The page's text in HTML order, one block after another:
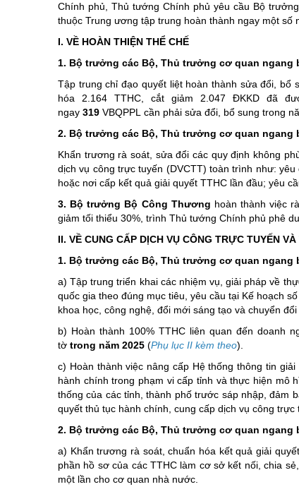
Chính phủ, Thủ tướng Chính phủ yêu cầu Bộ
thuộc Trung ương tập trung hoàn thành ngay một số
I. VỀ HOÀN THIỆN THỂ CHẾ
1. Bộ trưởng các Bộ, Thủ trưởng cơ quan ngang
Tập trung chỉ đạo quyết liệt hoàn thành sửa đổi, bổ
hóa 2.164 TTHC, cắt giảm 2.047 ĐKKD đã
ngay 319 VBQPPL cần phải sửa đổi, bổ sung trong
2. Bộ trưởng các Bộ, Thủ trưởng cơ quan ngang
Khẩn trương rà soát, sửa đổi các quy định không
dịch vụ công trực tuyến (DVCTT) toàn trình như:
hoặc nơi cấp kết quả giải quyết TTHC lần đầu; yêu
3. Bộ trưởng Bộ Công Thương hoàn thành việc
giảm tối thiểu 30%, trình Thủ tướng Chính phủ phê
II. VỀ CUNG CẤP DỊCH VỤ CÔNG TRỰC TUYẾN
1. Bộ trưởng các Bộ, Thủ trưởng cơ quan ngang
a) Tập trung triển khai các nhiệm vụ, giải pháp về
quốc gia theo đúng mục tiêu, yêu cầu tại Kế hoạch
khoa học, công nghệ, đổi mới sáng tạo và chuyển
b) Hoàn thành 100% TTHC liên quan đến doanh
tờ trong năm 2025 (Phụ lục II kèm theo).
c) Hoàn thành việc nâng cấp Hệ thống thông tin
hành chính trong phạm vi cấp tỉnh và thực hiện mô
thống của các tỉnh, thành phố trước sáp nhập, đảm
quyết thủ tục hành chính, cung cấp dịch vụ công trực
2. Bộ trưởng các Bộ, Thủ trưởng cơ quan ngang
a) Khẩn trương rà soát, chuẩn hóa kết quả giải
phần hồ sơ của các TTHC làm cơ sở kết nối, chia
một lần cho cơ quan nhà nước.